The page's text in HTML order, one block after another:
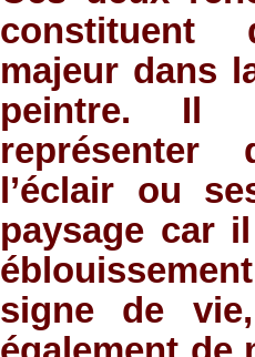
constituent
majeur dans
peintre. Il
représenter
l’éclair ou
paysage car
signe de